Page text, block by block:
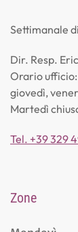
Settimanale
Dir. Resp.
Orario
giovedì,
Martedì
Tel. +39 329
Zone